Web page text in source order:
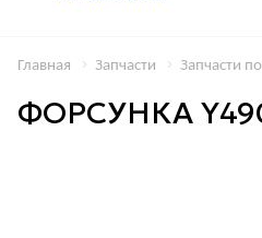
Главная Запчасти Запчасти
ФОРСУНКА